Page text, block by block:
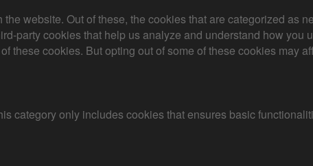
website. Out of these, the cookies that are categorized as
party cookies that help us analyze and understand how you
these cookies. But opting out of some of these cookies may
category only includes cookies that ensures basic